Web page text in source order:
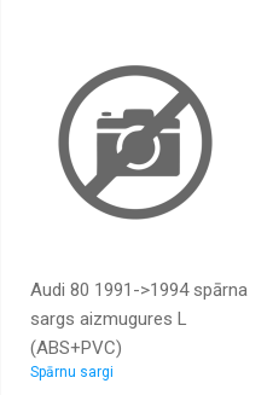
Degvielas
tvertnes
korķi
Priekšas
slēdži,
bagažnieku
vāki
Emblēmas
Audi 80 1991->1994 spārna
sargs aizmugures L
(ABS+PVC)
Spārnu sargi